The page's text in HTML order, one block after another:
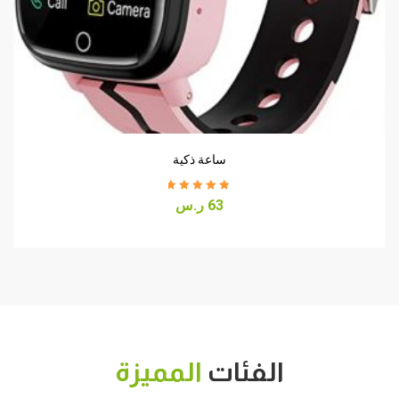
ساعة ذكية
5.00out
63 ر.س
الفئات المميزة